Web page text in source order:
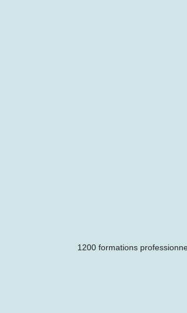
1200 formations